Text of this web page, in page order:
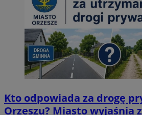
Kto odpowiada za drogę
Orzeszu? Miasto wyjaśnia